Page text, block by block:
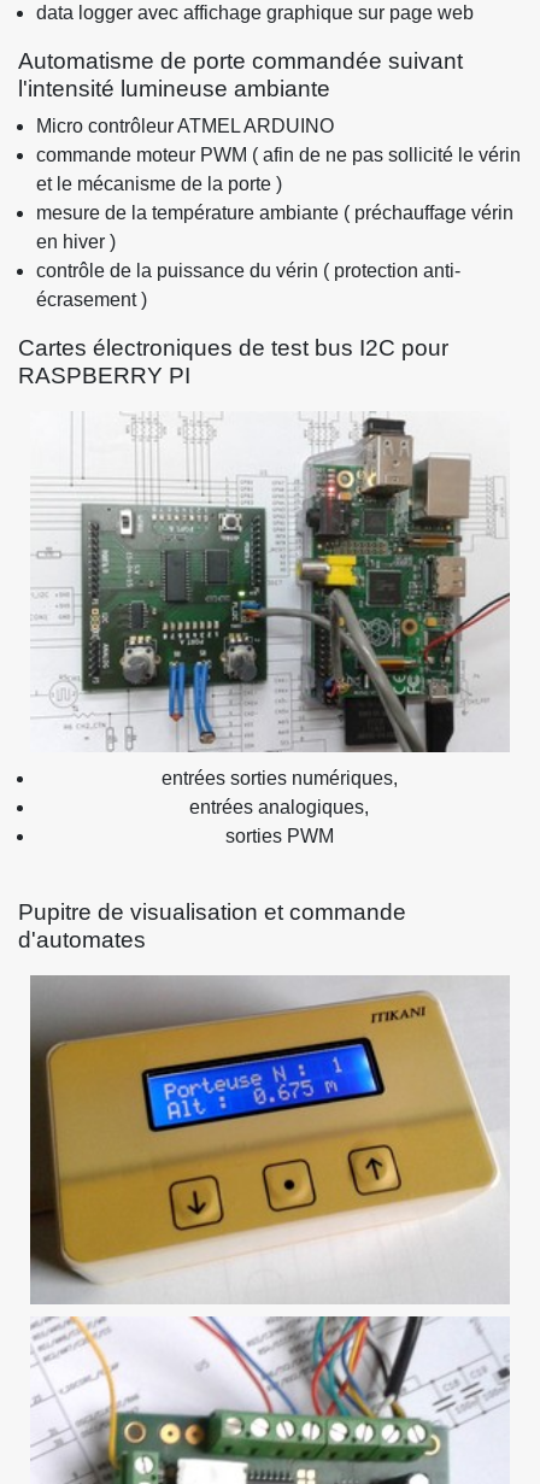
data logger avec affichage graphique sur page web
Automatisme de porte commandée suivant
l'intensité lumineuse ambiante
Micro contrôleur ATMEL ARDUINO
commande moteur PWM ( afin de ne pas sollicité le vérin
et le mécanisme de la porte )
mesure de la température ambiante ( préchauffage vérin
en hiver )
contrôle de la puissance du vérin ( protection anti-
écrasement )
Cartes électroniques de test bus I2C pour
RASPBERRY PI
entrées sorties numériques,
entrées analogiques,
sorties PWM
Pupitre de visualisation et commande
d'automates